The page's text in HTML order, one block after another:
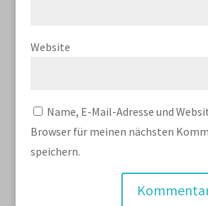
Website
Name, E-Mail-Adresse und
Browser für meinen nächsten
speichern.